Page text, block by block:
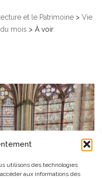
utilisons des technologies
aux informations des
et le Patrimoine > Vie
mois > À voir